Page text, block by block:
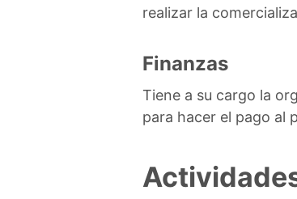
realizar la
Finanzas
Tiene a su cargo la
para hacer el pago al